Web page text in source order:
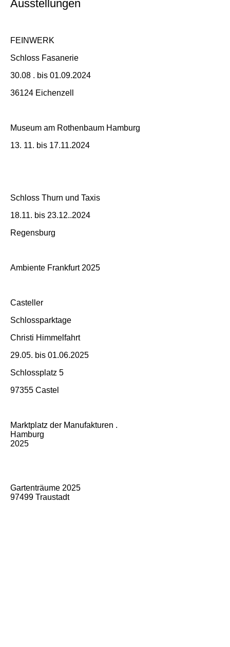
Ausstellungen
FEINWERK
Schloss Fasanerie
30.08 . bis 01.09.2024
36124 Eichenzell
Museum am Rothenbaum Hamburg
13. 11. bis 17.11.2024
Schloss Thurn und Taxis
18.11. bis 23.12..2024
Regensburg
Ambiente Frankfurt 2025
Casteller
Schlossparktage
Christi Himmelfahrt
29.05. bis 01.06.2025
Schlossplatz 5
97355 Castel
Marktplatz der Manufakturen .
Hamburg
2025
Gartenträume 2025
97499 Traustadt